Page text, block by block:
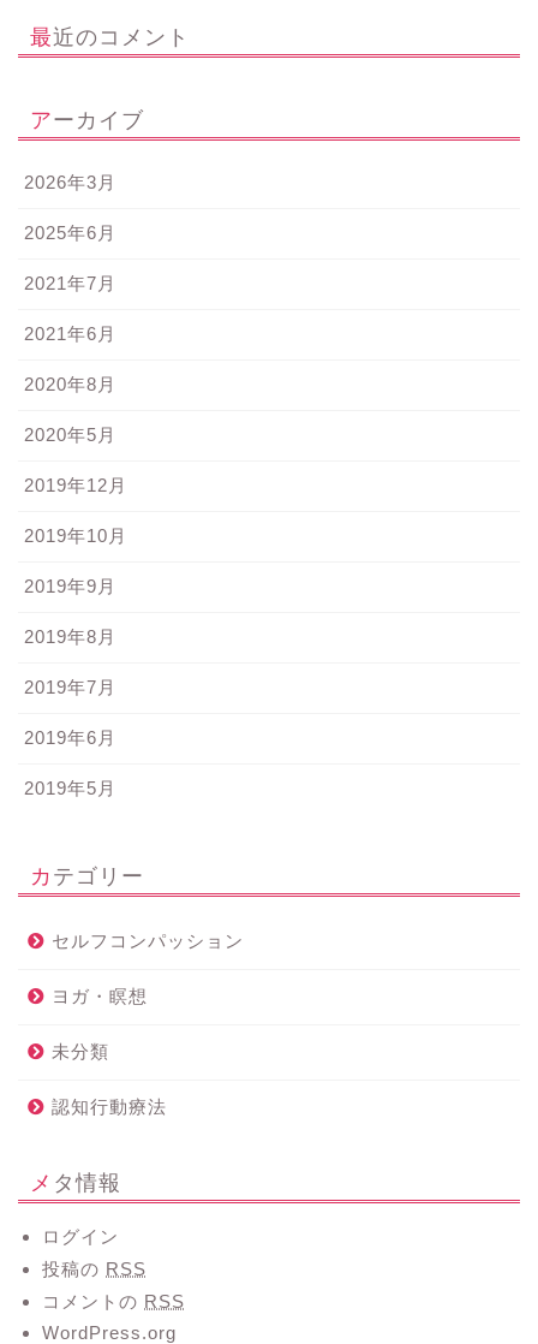
最近のコメント
アーカイブ
2026年3月
2025年6月
2021年7月
2021年6月
2020年8月
2020年5月
2019年12月
2019年10月
2019年9月
2019年8月
2019年7月
2019年6月
2019年5月
カテゴリー
セルフコンパッション
ヨガ・瞑想
未分類
認知行動療法
メタ情報
ログイン
投稿の RSS
コメントの RSS
WordPress.org